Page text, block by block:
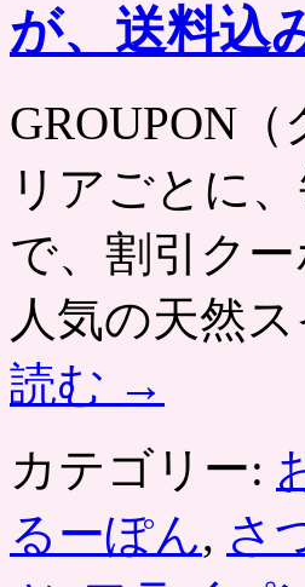
が、送料込
GROUPON
リアごとに
で、割引ク
人気の天然
読む →
カテゴリー:
るーぽん, さ